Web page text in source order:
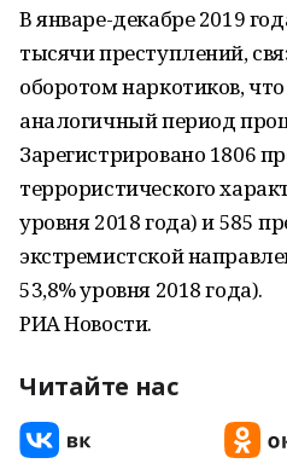
В январе-декабре 2019
тысячи преступлений,
оборотом наркотиков,
аналогичный период
Зарегистрировано 1806
террористического
уровня 2018 года) и 585
экстремистской
53,8% уровня 2018 года).
РИА Новости.
Читайте нас